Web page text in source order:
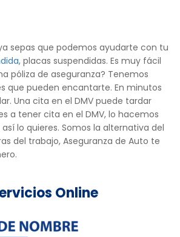
sepas que podemos ayudarte con tu
, placas suspendidas. Es muy fácil
póliza de aseguranza? Tenemos
que pueden encantarte. En minutos
Una cita en el DMV puede tardar
a tener cita en el DMV, lo hacemos
lo quieres. Somos la alternativa del
del trabajo, Aseguranza de Auto te
Online